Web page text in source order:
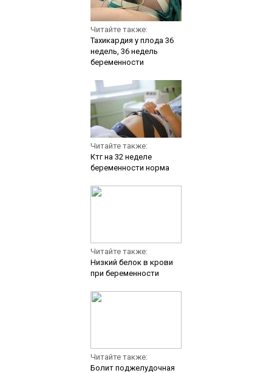
Читайте также:
Тахикардия у плода 36
недель, 36 недель
беременности
Читайте также:
Ктг на 32 неделе
беременности норма
Читайте также:
Низкий белок в крови
при беременности
Читайте также:
Болит поджелудочная